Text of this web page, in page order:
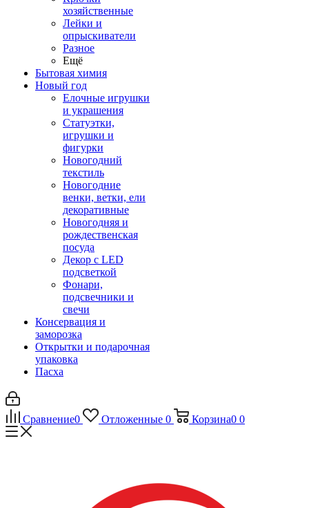
хозяйственные
Лейки и
опрыскиватели
Разное
Ещё
Бытовая химия
Новый год
Елочные игрушки
и украшения
Статуэтки,
игрушки и
фигурки
Новогодний
текстиль
Новогодние
венки, ветки, ели
декоративные
Новогодняя и
рождественская
посуда
Декор с LED
подсветкой
Фонари,
подсвечники и
свечи
Консервация и
заморозка
Открытки и подарочная
упаковка
Пасха
Сравнение0 Отложенные 0 Корзина0 0